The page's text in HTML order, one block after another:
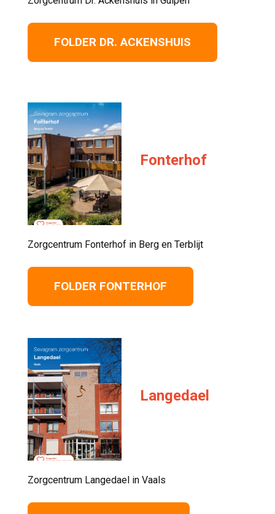
FOLDER DR. ACKENSHUIS
Fonterhof
Zorgcentrum Fonterhof in Berg en Terblijt
FOLDER FONTERHOF
Langedael
Zorgcentrum Langedael in Vaals